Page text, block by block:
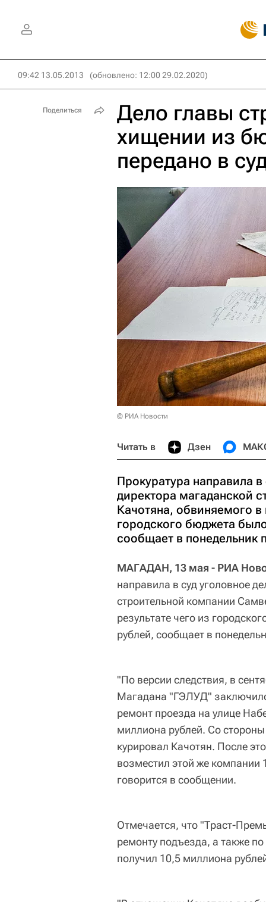
09:42 13.05.2013 (обновлено: 12:00 29.02.2020)
Дело главы
хищении из
передано в
© РИА Новости
Читать в Дзен
Прокуратура направила
директора магаданской
Качотяна, обвиняемого в
городского бюджета
сообщает в понедельник
МАГАДАН, 13 мая - РИА
направила в суд уголовное
строительной компании
результате чего из
рублей, сообщает в
"По версии следствия, в
Магадана "ГЭЛУД"
ремонт проезда на улице
миллиона рублей. Со
курировал Качотян. После
возместил этой же компании
говорится в сообщении.
Отмечается, что "Траст-
ремонту подъезда, а также
получил 10,5 миллиона
Поделиться